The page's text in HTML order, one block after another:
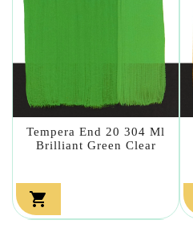
Tempera End 20 304 Ml
Brilliant Green Clear
